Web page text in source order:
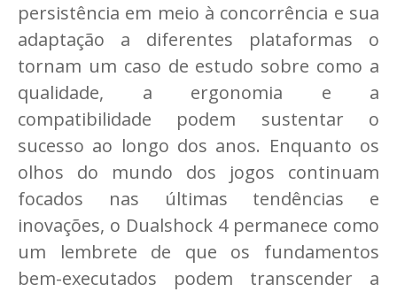
persistência em meio à concorrência e sua
adaptação a diferentes plataformas o
tornam um caso de estudo sobre como a
qualidade, a ergonomia e a
compatibilidade podem sustentar o
sucesso ao longo dos anos. Enquanto os
olhos do mundo dos jogos continuam
focados nas últimas tendências e
inovações, o Dualshock 4 permanece como
um lembrete de que os fundamentos
bem-executados podem transcender a